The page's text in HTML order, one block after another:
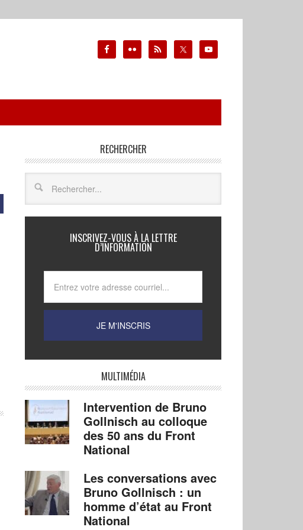
RECHERCHER
INSCRIVEZ-VOUS À LA LETTRE
D’INFORMATION
MULTIMÉDIA
Intervention de Bruno
Gollnisch au colloque
des 50 ans du Front
National
Les conversations avec
Bruno Gollnisch : un
homme d’état au Front
National